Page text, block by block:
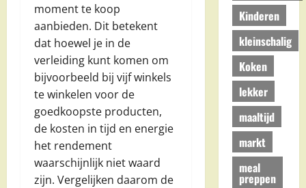
moment te koop
aanbieden. Dit betekent
dat hoewel je in de
verleiding kunt komen om
bijvoorbeeld bij vijf winkels
te winkelen voor de
goedkoopste producten,
de kosten in tijd en energie
het rendement
waarschijnlijk niet waard
zijn. Vergelijken daarom de
Kinderen
kleinschalig
Koken
lekker
maaltijd
markt
meal
preppen